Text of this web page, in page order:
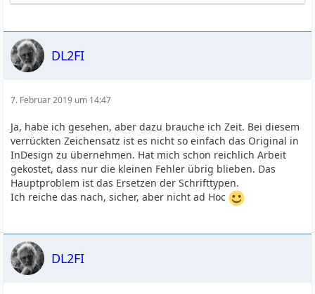
DL2FI
7. Februar 2019 um 14:47
Ja, habe ich gesehen, aber dazu brauche ich Zeit. Bei diesem
verrückten Zeichensatz ist es nicht so einfach das Original in
InDesign zu übernehmen. Hat mich schon reichlich Arbeit
gekostet, dass nur die kleinen Fehler übrig blieben. Das
Hauptproblem ist das Ersetzen der Schrifttypen.
Ich reiche das nach, sicher, aber nicht ad Hoc
DL2FI